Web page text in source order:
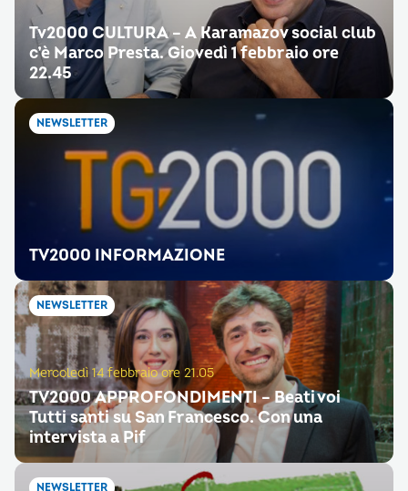
Tv2000 CULTURA – A Karamazov social club
c’è Marco Presta. Giovedì 1 febbraio ore
22.45
NEWSLETTER
TV2000 INFORMAZIONE
NEWSLETTER
Mercoledì 14 febbraio ore 21.05
TV2000 APPROFONDIMENTI – Beati voi
Tutti santi su San Francesco. Con una
intervista a Pif
NEWSLETTER